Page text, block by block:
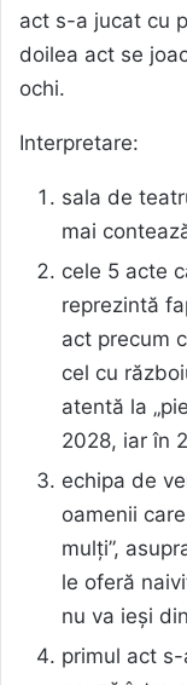
act s-a jucat cu
doilea act se
ochi.
Interpretare:
sala de
mai
cele 5 acte
reprezintă
act precum
cel cu
atentă la
2028, iar în
echipa de
oamenii
mulți”,
le oferă
nu va ieși
primul act